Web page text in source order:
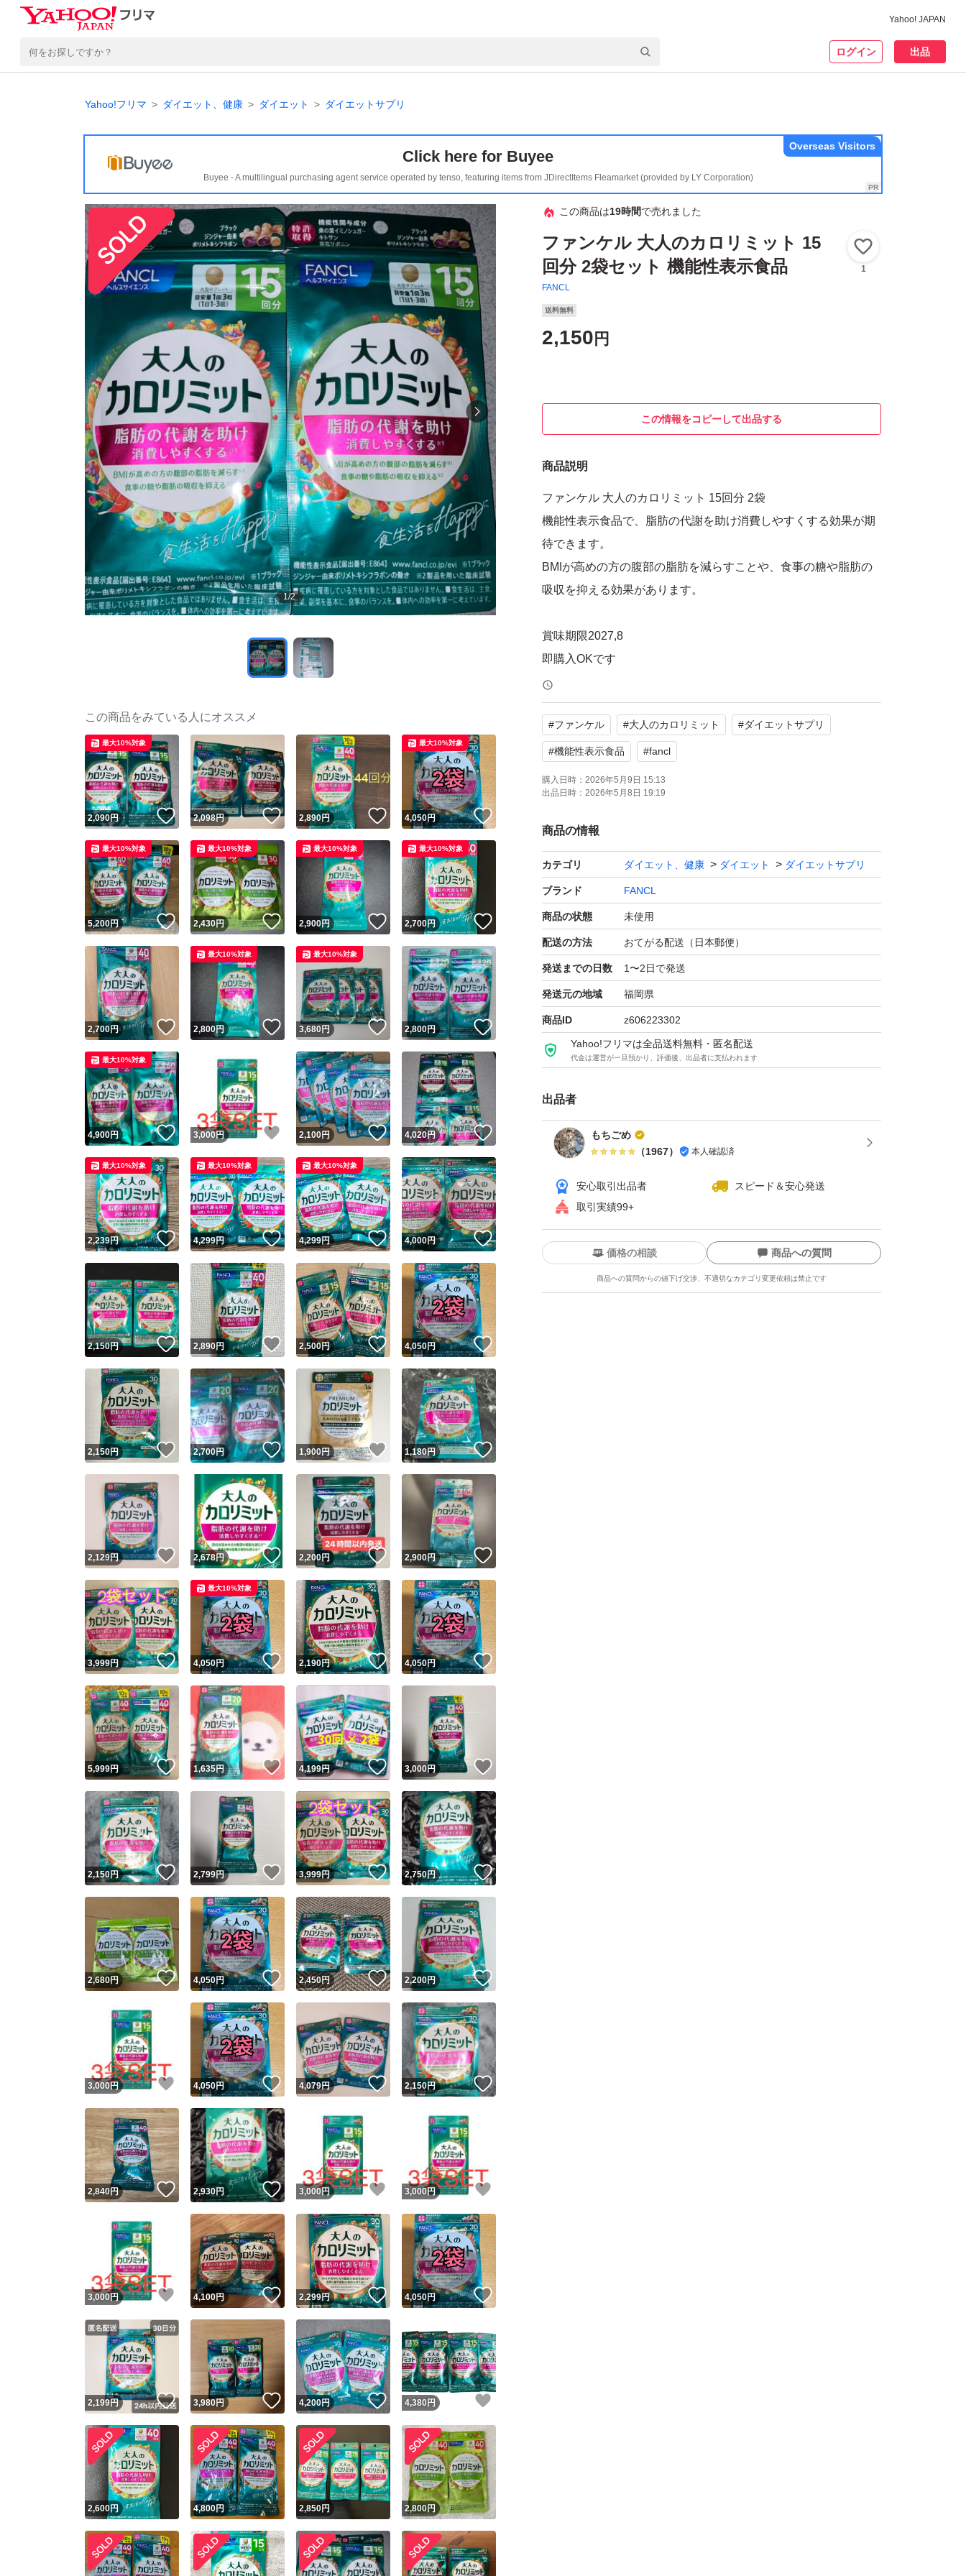
Yahoo! JAPAN
ログイン 出品
Yahoo!フリマ ダイエット、健康 ダイエット ダイエットサプリ
Click here for Buyee
Buyee - A multilingual purchasing agent service operated by tenso, featuring items from JDirectItems Fleamarket (provided by LY Corporation)
Overseas Visitors
1/2
この商品は19時間で売れました
ファンケル 大人のカロリミット 15
回分 2袋セット 機能性表示食品
FANCL
1
送料無料
2,150 円
この情報をコピーして出品する
商品説明
ファンケル 大人のカロリミット 15回分 2袋
機能性表示食品で、脂肪の代謝を助け消費しやすくする効果が期
待できます。
BMIが高めの方の腹部の脂肪を減らすことや、食事の糖や脂肪の
吸収を抑える効果があります。
賞味期限2027,8
即購入OKです
お値下げはご遠慮くださいませ
#ファンケル #大人のカロリミット #ダイエットサプリ
#機能性表示食品 #fancl
購入日時： 2026年5月9日 15:13
出品日時： 2026年5月8日 19:19
商品の情報
カテゴリ ダイエット、健康 ダイエット ダイエットサプリ
ブランド FANCL
商品の状態 未使用
配送の方法 おてがる配送（日本郵便）
発送までの日数 1〜2日で発送
発送元の地域 福岡県
商品ID z606223302
Yahoo!フリマは全品送料無料・匿名配送
代金は運営が一旦預かり、評価後、出品者に支払われます
出品者
もちごめ
（1967） 本人確認済
安心取引出品者
スピード＆安心発送
取引実績99+
ユーザーの実績について
Yahoo!フリマが定めた一定の基準を満たしたユーザーにバッジを付与しています
安心取引出品者
安心取引出品者 Yahoo!フリマの基準をクリアした安心・安全なユーザーです
取引実績
取引実績◯+ このユーザーはYahoo!フリマの取引を完了させた実績があります
他フリマ実績◯+ このユーザーは他フリマサービスでの取引実績があります
スピード&安心発送
※このバッジは実績に基づく表示であり、発送を保証しているものではありません
スピード＆安心発送
このユーザーは高頻度で24時間以内＆設定した発送日数内に発送してい
ます
スピード発送 このユーザーは高頻度で24時間以内に発送しています
安心発送 このユーザーは設定した発送日数内に発送しています
価格の相談 商品への質問
商品への質問からの値下げ交渉、不適切なカテゴリ変更依頼は禁止です
この商品の情報をコピーします
商品画像の無断転載は禁止されています
コピーは1商品につき1回です
出品ページへ
キャンセル
この商品をみている人にオススメ
2,090円 いいね！
最大10%対象
2,098円 いいね！
2,890円 いいね！
4,050円 いいね！
最大10%対象
5,200円 いいね！
最大10%対象
2,430円 いいね！
最大10%対象
2,900円 いいね！
最大10%対象
2,700円
最大10%対象
2,700円 いいね！
2,800円 いいね！
最大10%対象
3,680円 いいね！
最大10%対象
2,800円
4,900円 いいね！
最大10%対象
3,000円 いいね！
2,100円 いいね！
4,020円
2,239円 いいね！
最大10%対象
4,299円 いいね！
最大10%対象
4,299円 いいね！
最大10%対象
4,000円 いいね！
2,150円 いいね！
2,890円 いいね！
2,500円 いいね！
4,050円 いいね！
2,150円 いいね！
2,700円 いいね！
1,900円 いいね！
1,180円 いいね！
2,129円 いいね！
2,678円 いいね！
2,200円 いいね！
2,900円
3,999円 いいね！
4,050円 いいね！
最大10%対象
2,190円 いいね！
4,050円 いいね！
5,999円 いいね！
1,635円 いいね！
4,199円 いいね！
3,000円
2,150円 いいね！
2,799円 いいね！
3,999円 いいね！
2,750円 いいね！
2,680円 いいね！
4,050円 いいね！
2,450円 いいね！
2,200円
3,000円 いいね！
4,050円 いいね！
4,079円 いいね！
2,150円 いいね！
2,840円 いいね！
2,930円 いいね！
3,000円 いいね！
3,000円
3,000円 いいね！
4,100円 いいね！
2,299円 いいね！
4,050円 いいね！
2,199円 いいね！
3,980円 いいね！
4,200円 いいね！
4,380 円
2,600円 4,800円 2,850円 2,800円